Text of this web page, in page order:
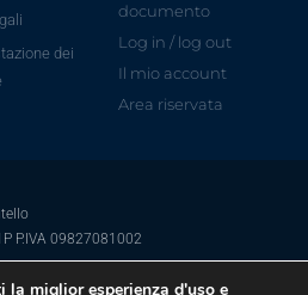
dei
documento
Log in / log out
Il mio account
Area riservata
P.IVA 09827081002
miglior esperienza d'uso e